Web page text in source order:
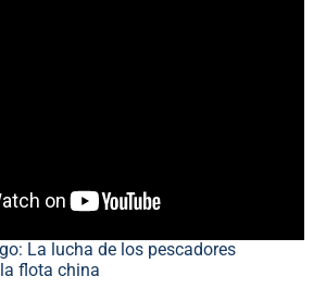
La lucha de los pescadores
flota china